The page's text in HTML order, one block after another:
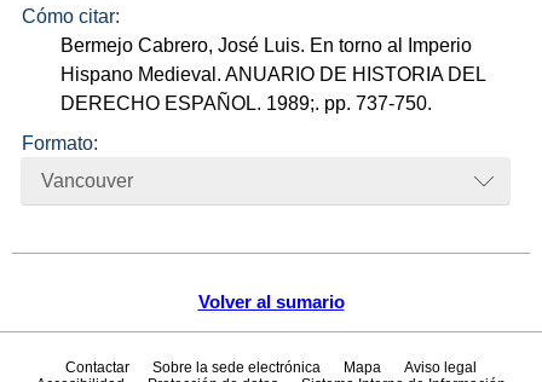
Volver al sumario
Cómo citar:
Bermejo Cabrero, José Luis. En torno al Imperio
Hispano Medieval. ANUARIO DE HISTORIA DEL
DERECHO ESPAÑOL. 1989;. pp. 737-750.
Formato:
Vancouver
Contactar Sobre la sede electrónica Mapa
Aviso legal